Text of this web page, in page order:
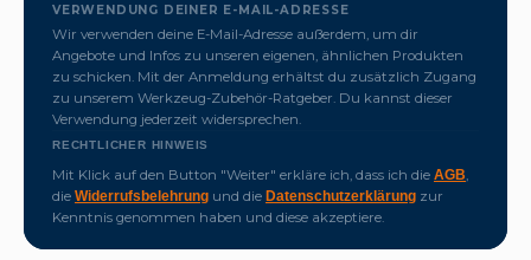
VERWENDUNG DEINER E-MAIL-ADRESSE
Wir verwenden deine E-Mail-Adresse außerdem, um dir
Angebote und Infos zu unseren eigenen, ähnlichen Produkten
zu schicken. Mit der Anmeldung erhältst du zusätzlich Zugang
zu unserem Werkzeug-Zubehör-Ratgeber. Du kannst dieser
Verwendung jederzeit widersprechen.
RECHTLICHER HINWEIS
Mit Klick auf den Button "Weiter" erkläre ich, dass ich die AGB
die Widerrufsbelehrung und die Datenschutzerklärung zur
Kenntnis genommen haben und diese akzeptiere.